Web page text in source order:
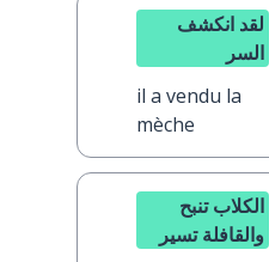
لقد انكشف
السر
il a vendu la
mèche
الكلاب تنبح
والقافلة تسير